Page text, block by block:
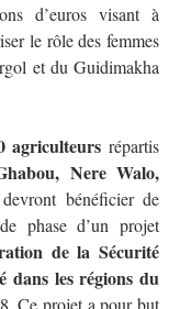
d’euros visant à
le rôle des femmes
et du Guidimakha
agriculteursrépartis
Nere Walo,
devront bénéficier de
phase d’un projet
de la Sécurité
dans les régions du
Ce projet a pour but